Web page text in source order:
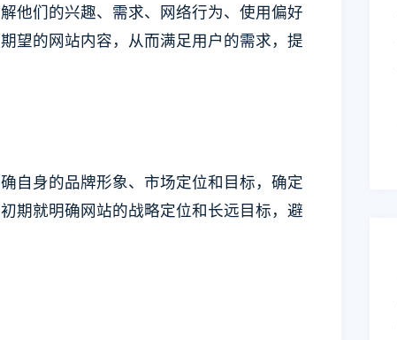
他们的兴趣、需求、网络行为、使用偏好
望的网站内容，从而满足用户的需求，提
自身的品牌形象、市场定位和目标，确定
期就明确网站的战略定位和长远目标，避